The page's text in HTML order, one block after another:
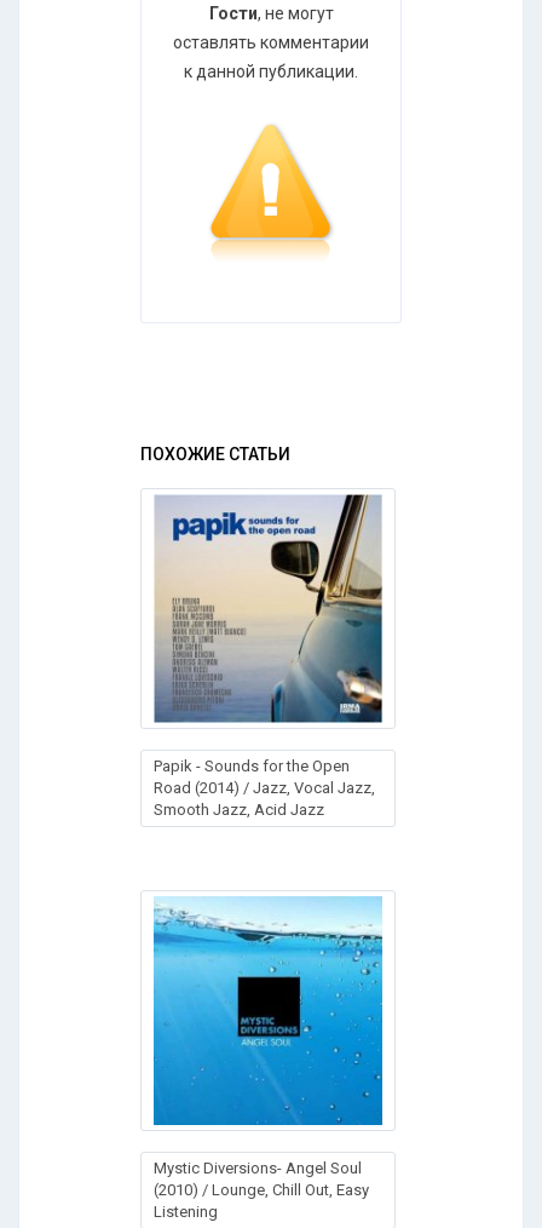
Гости, не могут
оставлять комментарии
к данной публикации.
ПОХОЖИЕ СТАТЬИ
Papik - Sounds for the Open
Road (2014) / Jazz, Vocal Jazz,
Smooth Jazz, Acid Jazz
Mystic Diversions- Angel Soul
(2010) / Lounge, Chill Out, Easy
Listening